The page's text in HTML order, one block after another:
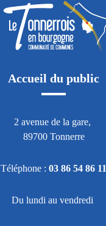
Accueil du public
2 avenue de la gare,
89700 Tonnerre
Téléphone : 03 86 54 86 11
Du lundi au vendredi